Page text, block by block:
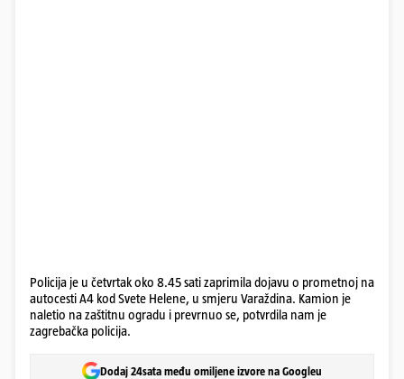
Policija je u četvrtak oko 8.45 sati zaprimila dojavu o prometnoj na
autocesti A4 kod Svete Helene, u smjeru Varaždina. Kamion je
naletio na zaštitnu ogradu i prevrnuo se, potvrdila nam je
zagrebačka policija.
Dodaj 24sata među omiljene izvore na Googleu